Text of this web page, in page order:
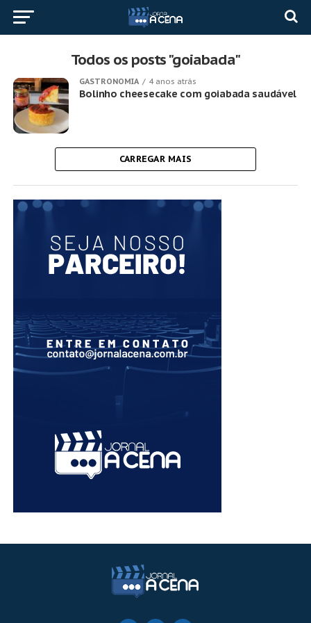
Todos os posts "goiabada"
GASTRONOMIA 4 anos atrás
Bolinho cheesecake com goiabada saudável
CARREGAR MAIS